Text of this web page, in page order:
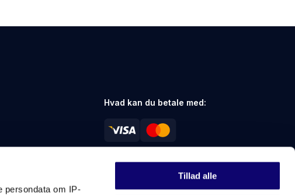
persondata om IP-
Tillad alle
Hvad kan du betale med: